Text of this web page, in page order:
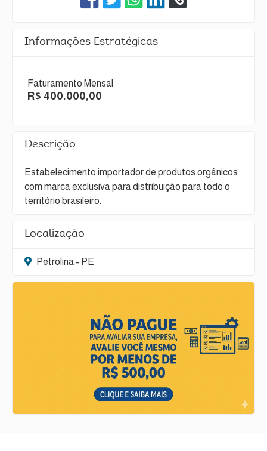
Informações Estratégicas
Faturamento Mensal
R$ 400.000,00
Descrição
Estabelecimento importador de produtos orgânicos
com marca exclusiva para distribuição para todo o
território brasileiro.
Localização
Petrolina - PE